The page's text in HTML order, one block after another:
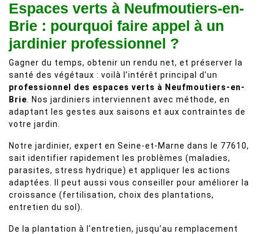
Espaces verts à Neufmoutiers-en-
Brie : pourquoi faire appel à un
jardinier professionnel ?
Gagner du temps, obtenir un rendu net, et préserver la
santé des végétaux : voilà l’intérêt principal d’un
professionnel des espaces verts à Neufmoutiers-en-
Brie . Nos jardiniers interviennent avec méthode, en
adaptant les gestes aux saisons et aux contraintes de
votre jardin.
Notre jardinier, expert en Seine-et-Marne dans le 77610,
sait identifier rapidement les problèmes (maladies,
parasites, stress hydrique) et appliquer les actions
adaptées. Il peut aussi vous conseiller pour améliorer la
croissance (fertilisation, choix des plantations,
entretien du sol).
De la plantation à l’entretien, jusqu’au remplacement